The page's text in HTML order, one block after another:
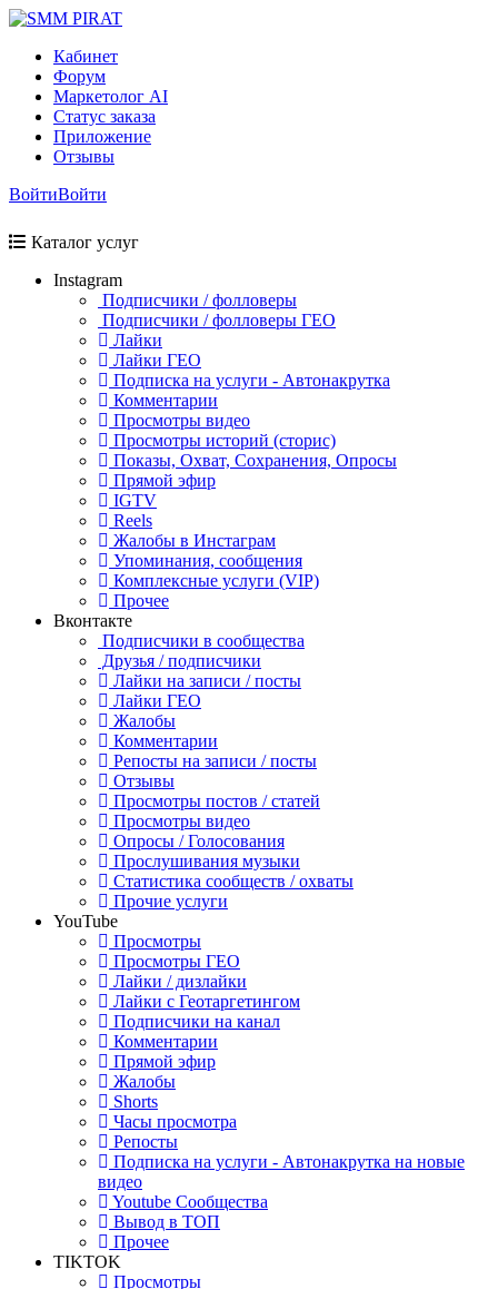
Кабинет
Форум
Маркетолог AI
Статус заказа
Приложение
Отзывы
ВойтиВойти
Каталог услуг
Instagram
Подписчики / фолловеры
Подписчики / фолловеры ГЕО
Лайки
Лайки ГЕО
Подписка на услуги - Автонакрутка
Комментарии
Просмотры видео
Просмотры историй (сторис)
Показы, Охват, Сохранения, Опросы
Прямой эфир
IGTV
Reels
Жалобы в Инстаграм
Упоминания, сообщения
Комплексные услуги (VIP)
Прочее
Вконтакте
Подписчики в сообщества
Друзья / подписчики
Лайки на записи / посты
Лайки ГЕО
Жалобы
Комментарии
Репосты на записи / посты
Отзывы
Просмотры постов / статей
Просмотры видео
Опросы / Голосования
Прослушивания музыки
Статистика сообществ / охваты
Прочие услуги
YouTube
Просмотры
Просмотры ГЕО
Лайки / дизлайки
Лайки с Геотаргетингом
Подписчики на канал
Комментарии
Прямой эфир
Жалобы
Shorts
Часы просмотра
Репосты
Подписка на услуги - Автонакрутка на новые
видео
Youtube Сообщества
Вывод в ТОП
Прочее
TIKTOK
Просмотры